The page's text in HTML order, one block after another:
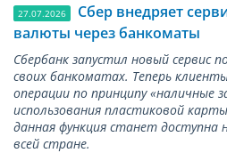
27.07.2026
Сбер внедряет
валюты через банкоматы
Сбербанк запустил новый сервис
своих банкоматах. Теперь
операции по принципу «наличные
использования пластиковой
данная функция станет доступна
всей стране.